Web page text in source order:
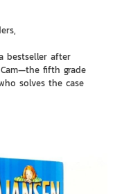
bestseller after
fifth grade
solves the case